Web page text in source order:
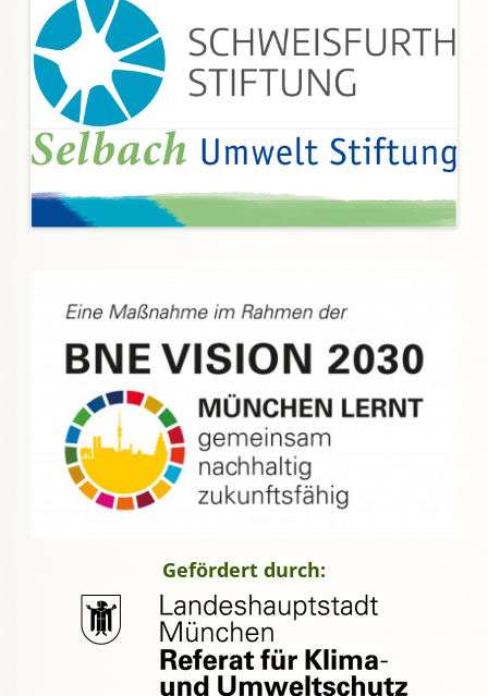
Gefördert durch: